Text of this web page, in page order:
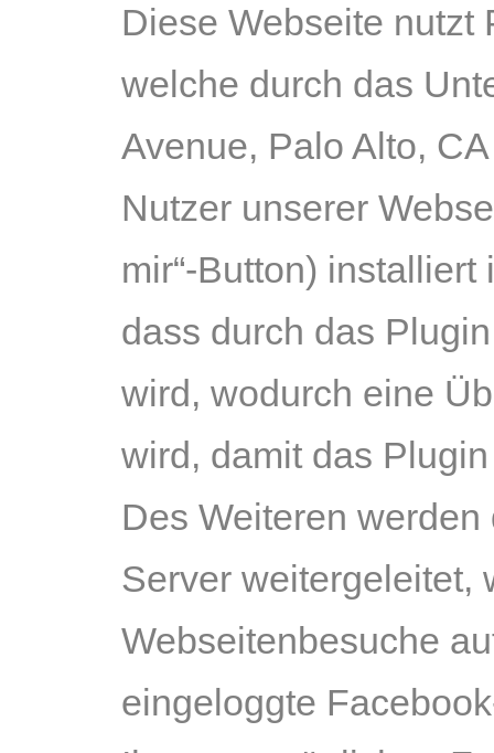
Diese Webseite nutzt
welche durch das
Avenue, Palo Alto,
Nutzer unserer
mir“-Button)
dass durch das
wird, wodurch eine
wird, damit das
Des Weiteren
Server weitergeleitet,
Webseitenbesuche
eingeloggte